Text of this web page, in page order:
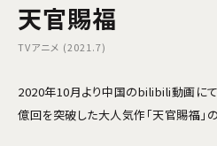
天官賜福
TVアニメ (2021.7)
2020年10月より中国のbilibili動画に
億回を突破した大人気作「天官賜福」